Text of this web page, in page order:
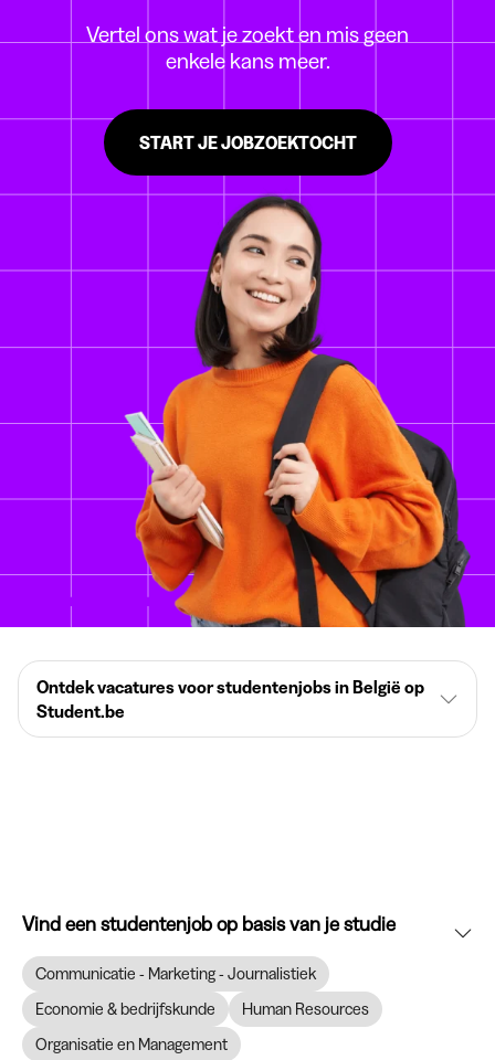
Vertel ons wat je zoekt en mis geen
enkele kans meer.
START JE JOBZOEKTOCHT
Ontdek vacatures voor studentenjobs in België op
Student.be
Vind een studentenjob op basis van je studie
Communicatie - Marketing - Journalistiek
Economie & bedrijfskunde
Human Resources
Organisatie en Management